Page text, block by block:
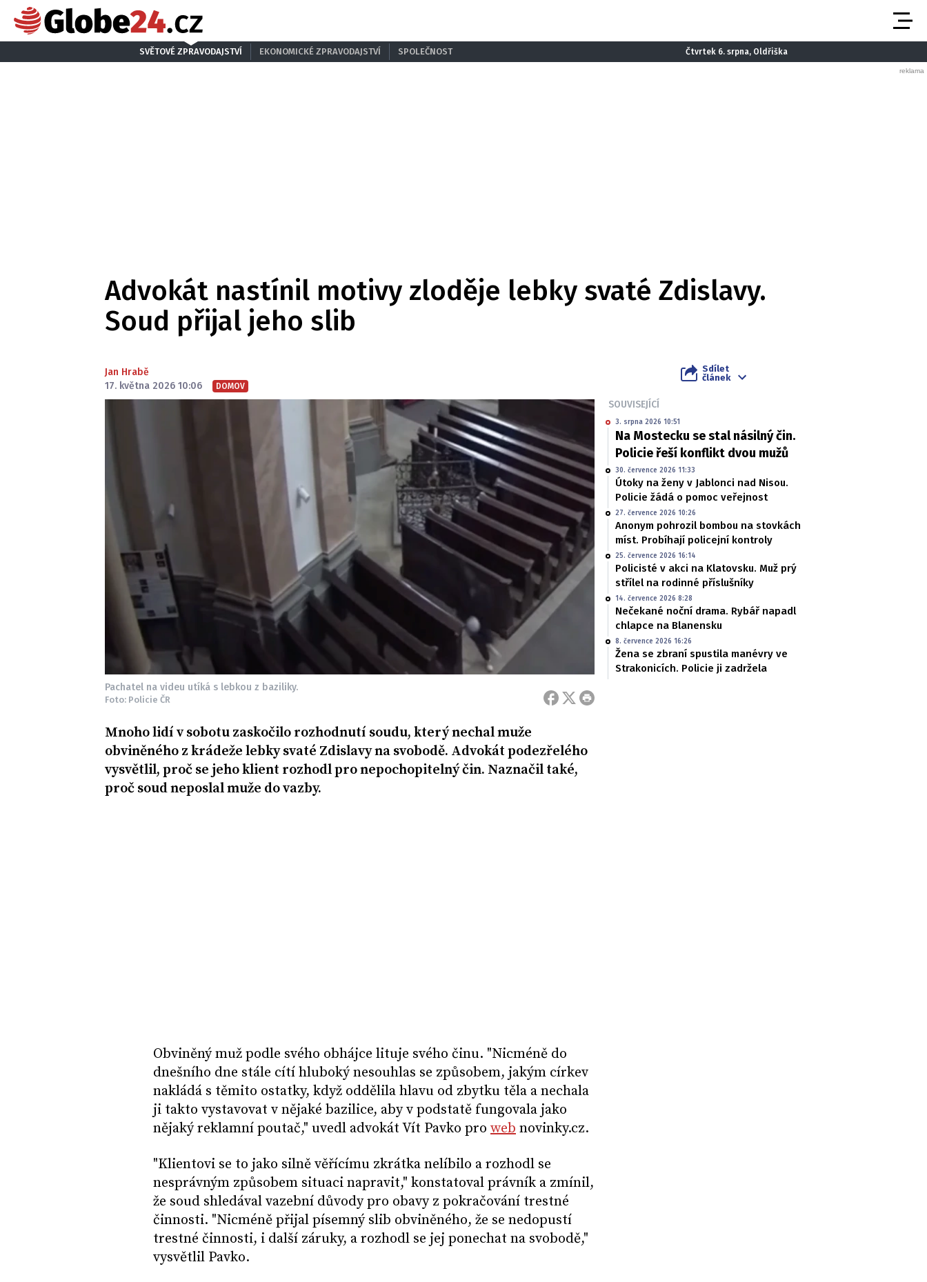
SVĚTOVÉ ZPRAVODAJSTVÍ EKONOMICKÉ ZPRAVODAJSTVÍ SPOLEČNOST Čtvrtek 6. srpna, Oldřiška
Advokát nastínil motivy zloděje lebky svaté Zdislavy.
Soud přijal jeho slib
Jan Hrabě
17. května 2026 10:06
DOMOV
Sdílet
článek
Pachatel na videu utíká s lebkou z baziliky.
Foto: Policie ČR
Mnoho lidí v sobotu zaskočilo rozhodnutí soudu, který nechal muže
obviněného z krádeže lebky svaté Zdislavy na svobodě. Advokát podezřelého
vysvětlil, proč se jeho klient rozhodl pro nepochopitelný čin. Naznačil také,
proč soud neposlal muže do vazby.
Obviněný muž podle svého obhájce lituje svého činu. "Nicméně do
dnešního dne stále cítí hluboký nesouhlas se způsobem, jakým církev
nakládá s těmito ostatky, když oddělila hlavu od zbytku těla a nechala
ji takto vystavovat v nějaké bazilice, aby v podstatě fungovala jako
nějaký reklamní poutač," uvedl advokát Vít Pavko pro web novinky.cz.
"Klientovi se to jako silně věřícímu zkrátka nelíbilo a rozhodl se
nesprávným způsobem situaci napravit," konstatoval právník a zmínil,
že soud shledával vazební důvody pro obavy z pokračování trestné
činnosti. "Nicméně přijal písemný slib obviněného, že se nedopustí
trestné činnosti, i další záruky, a rozhodl se jej ponechat na svobodě,"
vysvětlil Pavko.
SOUVISEJÍCÍ
3. srpna 2026 10:51
Na Mostecku se stal násilný čin.
Policie řeší konflikt dvou mužů
30. července 2026 11:33
Útoky na ženy v Jablonci nad Nisou.
Policie žádá o pomoc veřejnost
27. července 2026 10:26
Anonym pohrozil bombou na stovkách
míst. Probíhají policejní kontroly
25. července 2026 16:14
Policisté v akci na Klatovsku. Muž prý
střílel na rodinné příslušníky
14. července 2026 8:28
Nečekané noční drama. Rybář napadl
chlapce na Blanensku
8. července 2026 16:26
Žena se zbraní spustila manévry ve
Strakonicích. Policie ji zadržela